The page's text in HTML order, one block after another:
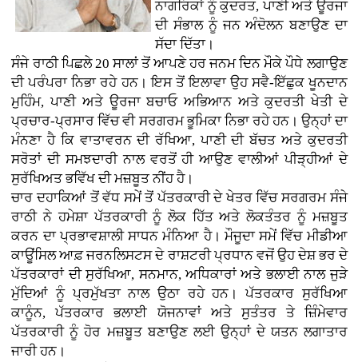
ਨਾਗਰਿਕਾਂ ਨੂੰ ਕੁਦਰਤ, ਪਾਣੀ ਅਤੇ ਊਰਜਾ
ਦੀ ਸੰਭਾਲ ਨੂੰ ਜਨ ਅੰਦੋਲਨ ਬਣਾਉਣ ਦਾ
ਸੱਦਾ ਦਿੱਤਾ।
ਸੰਜੇ ਰਾਠੀ ਪਿਛਲੇ 20 ਸਾਲਾਂ ਤੋਂ ਆਪਣੇ ਹਰ ਜਨਮ ਦਿਨ ਮੌਕੇ ਪੌਧੇ ਲਗਾਉਣ
ਦੀ ਪਰੰਪਰਾ ਨਿਭਾ ਰਹੇ ਹਨ। ਇਸ ਤੋਂ ਇਲਾਵਾ ਉਹ ਸਵੈ-ਇੱਛੁਕ ਖੂਨਦਾਨ
ਮੁਹਿੰਮ, ਪਾਣੀ ਅਤੇ ਊਰਜਾ ਬਚਾਓ ਅਭਿਆਨ ਅਤੇ ਕੁਦਰਤੀ ਖੇਤੀ ਦੇ
ਪ੍ਰਚਾਰ-ਪ੍ਰਸਾਰ ਵਿੱਚ ਵੀ ਸਰਗਰਮ ਭੂਮਿਕਾ ਨਿਭਾ ਰਹੇ ਹਨ। ਉਨ੍ਹਾਂ ਦਾ
ਮੰਨਣਾ ਹੈ ਕਿ ਵਾਤਾਵਰਨ ਦੀ ਰੱਖਿਆ, ਪਾਣੀ ਦੀ ਬੱਚਤ ਅਤੇ ਕੁਦਰਤੀ
ਸਰੋਤਾਂ ਦੀ ਸਮਝਦਾਰੀ ਨਾਲ ਵਰਤੋਂ ਹੀ ਆਉਣ ਵਾਲੀਆਂ ਪੀੜ੍ਹੀਆਂ ਦੇ
ਸੁਰੱਖਿਅਤ ਭਵਿੱਖ ਦੀ ਮਜ਼ਬੂਤ ਨੀਂਹ ਹੈ।
ਚਾਰ ਦਹਾਕਿਆਂ ਤੋਂ ਵੱਧ ਸਮੇਂ ਤੋਂ ਪੱਤਰਕਾਰੀ ਦੇ ਖੇਤਰ ਵਿੱਚ ਸਰਗਰਮ ਸੰਜੇ
ਰਾਠੀ ਨੇ ਹਮੇਸ਼ਾ ਪੱਤਰਕਾਰੀ ਨੂੰ ਲੋਕ ਹਿੱਤ ਅਤੇ ਲੋਕਤੰਤਰ ਨੂੰ ਮਜ਼ਬੂਤ
ਕਰਨ ਦਾ ਪ੍ਰਭਾਵਸ਼ਾਲੀ ਸਾਧਨ ਮੰਨਿਆ ਹੈ। ਮੌਜੂਦਾ ਸਮੇਂ ਵਿੱਚ ਮੀਡੀਆ
ਕਾਊਂਸਿਲ ਆਫ਼ ਜਰਨਲਿਸਟਸ ਦੇ ਰਾਸ਼ਟਰੀ ਪ੍ਰਧਾਨ ਵਜੋਂ ਉਹ ਦੇਸ਼ ਭਰ ਦੇ
ਪੱਤਰਕਾਰਾਂ ਦੀ ਸੁਰੱਖਿਆ, ਸਨਮਾਨ, ਅਧਿਕਾਰਾਂ ਅਤੇ ਭਲਾਈ ਨਾਲ ਜੁੜੇ
ਮੁੱਦਿਆਂ ਨੂੰ ਪ੍ਰਮੁੱਖਤਾ ਨਾਲ ਉਠਾ ਰਹੇ ਹਨ। ਪੱਤਰਕਾਰ ਸੁਰੱਖਿਆ
ਕਾਨੂੰਨ, ਪੱਤਰਕਾਰ ਭਲਾਈ ਯੋਜਨਾਵਾਂ ਅਤੇ ਸੁਤੰਤਰ ਤੇ ਜ਼ਿੰਮੇਵਾਰ
ਪੱਤਰਕਾਰੀ ਨੂੰ ਹੋਰ ਮਜ਼ਬੂਤ ਬਣਾਉਣ ਲਈ ਉਨ੍ਹਾਂ ਦੇ ਯਤਨ ਲਗਾਤਾਰ
ਜਾਰੀ ਹਨ।